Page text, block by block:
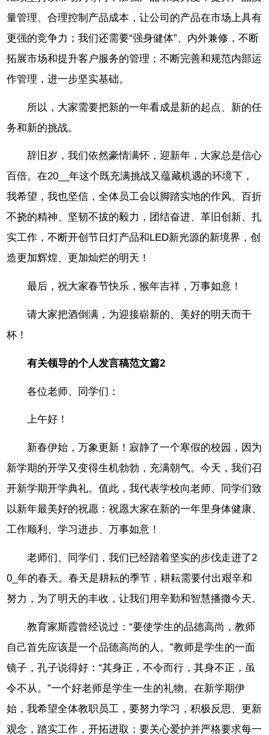
量管理、合理控制产品成本，让公司的产品在市场上具有
更强的竞争力；我们还需要“强身健体”、内外兼修，不断
拓展市场和提升客户服务的管理；不断完善和规范内部运
作管理，进一步坚实基础。
所以，大家需要把新的一年看成是新的起点、新的任
务和新的挑战。
辞旧岁，我们依然豪情满怀，迎新年，大家总是信心
百倍。在20__年这个既充满挑战又蕴藏机遇的环境下，
我希望，我也坚信，全体员工会以脚踏实地的作风、百折
不挠的精神、坚韧不拔的毅力，团结奋进、革旧创新、扎
实工作，不断开创节日灯产品和LED新光源的新境界，创
造更加辉煌、更加灿烂的明天！
最后，祝大家春节快乐，猴年吉祥，万事如意！
请大家把酒倒满，为迎接崭新的、美好的明天而干
杯！
有关领导的个人发言稿范文篇2
各位老师、同学们：
上午好！
新春伊始，万象更新！寂静了一个寒假的校园，因为
新学期的开学又变得生机勃勃，充满朝气。今天，我们召
开新学期开学典礼。值此，我代表学校向老师、同学们致
以新年最美好的祝愿：祝愿大家在新的一年里身体健康、
工作顺利、学习进步、万事如意！
老师们、同学们，我们已经踏着坚实的步伐走进了2
0_年的春天。春天是耕耘的季节，耕耘需要付出艰辛和
努力，为了明天的丰收，让我们用辛勤和智慧播撒今天。
教育家斯霞曾经说过：“要使学生的品德高尚，教师
自己首先应该是一个品德高尚的人。”教师是学生的一面
镜子，孔子说得好：“其身正，不令而行，其身不正，虽
令不从。”一个好老师是学生一生的礼物。在新学期伊
始，我希望全体教职员工，要努力学习，积极反思、更新
观念，踏实工作，开拓进取；要关心爱护并严格要求每一